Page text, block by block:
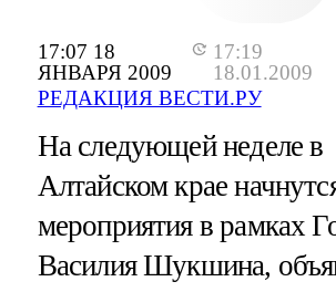
17:07 18
ЯНВАРЯ 2009
17:19
18.01.2009
РЕДАКЦИЯ ВЕСТИ.РУ
На следующей неделе в
Алтайском крае
мероприятия в рамках
Василия Шукшина,